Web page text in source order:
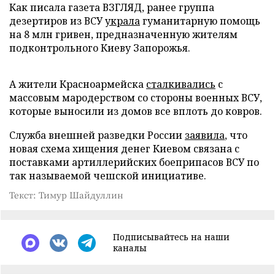
Как писала газета ВЗГЛЯД, ранее группа
дезертиров из ВСУукралагуманитарную помощь
на 8 млн гривен, предназначенную жителям
подконтрольного Киеву Запорожья.
А жители Красноармейска сталкивались с
массовым мародерством со стороны военных ВСУ,
которые выносили из домов все вплоть до ковров.
Служба внешней разведки России заявила, что
новая схема хищения денег Киевом связана с
поставками артиллерийских боеприпасов ВСУ по
так называемой чешской инициативе.
Текст: Тимур Шайдуллин
Подписывайтесь на наши
каналы